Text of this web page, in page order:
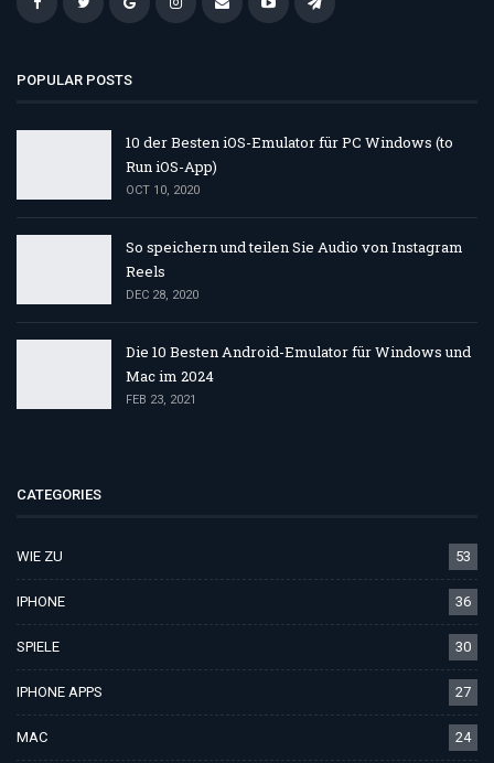
POPULAR POSTS
10 der Besten iOS-Emulator für PC Windows (to
Run iOS-App)
OCT 10, 2020
So speichern und teilen Sie Audio von Instagram
Reels
DEC 28, 2020
Die 10 Besten Android-Emulator für Windows und
Mac im 2024
FEB 23, 2021
CATEGORIES
WIE ZU 53
IPHONE 36
SPIELE 30
IPHONE APPS 27
MAC 24